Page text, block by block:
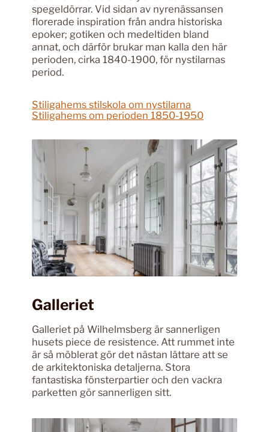
spegeldörrar. Vid sidan av nyrenässansen
florerade inspiration från andra historiska
epoker; gotiken och medeltiden bland
annat, och därför brukar man kalla den här
perioden, cirka 1840-1900, för nystilarnas
period.
Stiligahems stilskola om nystilarna
Stiligahems om perioden 1850-1950
Galleriet
Galleriet på Wilhelmsberg är sannerligen
husets piece de resistence. Att rummet inte
är så möblerat gör det nästan lättare att se
de arkitektoniska detaljerna. Stora
fantastiska fönsterpartier och den vackra
parketten gör sannerligen sitt.